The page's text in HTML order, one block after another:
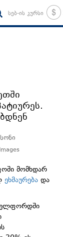
სებ-ის კურსი
მომხდარ
ეხმაურება და